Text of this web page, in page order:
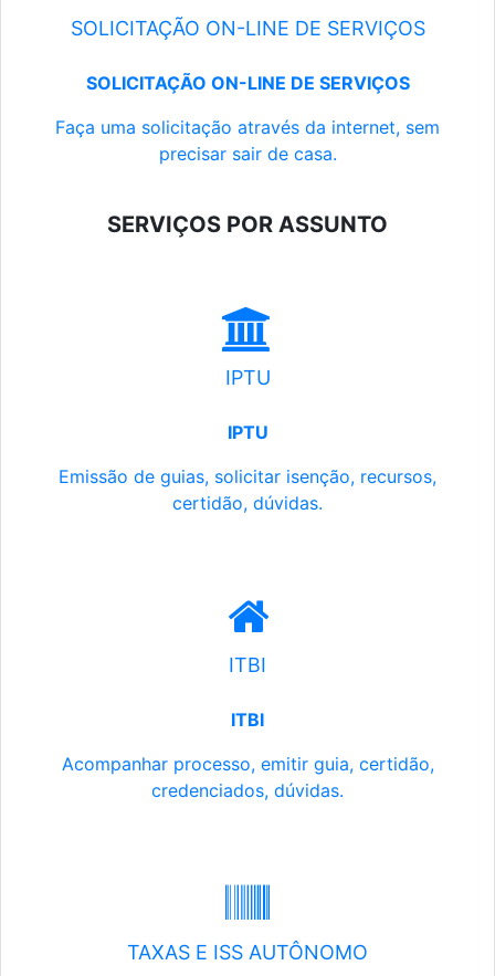
SOLICITAÇÃO ON-LINE DE SERVIÇOS
SOLICITAÇÃO ON-LINE DE SERVIÇOS
Faça uma solicitação através da internet, sem
precisar sair de casa.
SERVIÇOS POR ASSUNTO
IPTU
IPTU
Emissão de guias, solicitar isenção, recursos,
certidão, dúvidas.
ITBI
ITBI
Acompanhar processo, emitir guia, certidão,
credenciados, dúvidas.
TAXAS E ISS AUTÔNOMO